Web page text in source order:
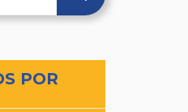
POR